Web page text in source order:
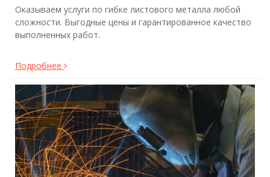
Оказываем услуги по гибке листового металла любой
сложности. Выгодные цены и гарантированное качество
выполненных работ.
Подробнее